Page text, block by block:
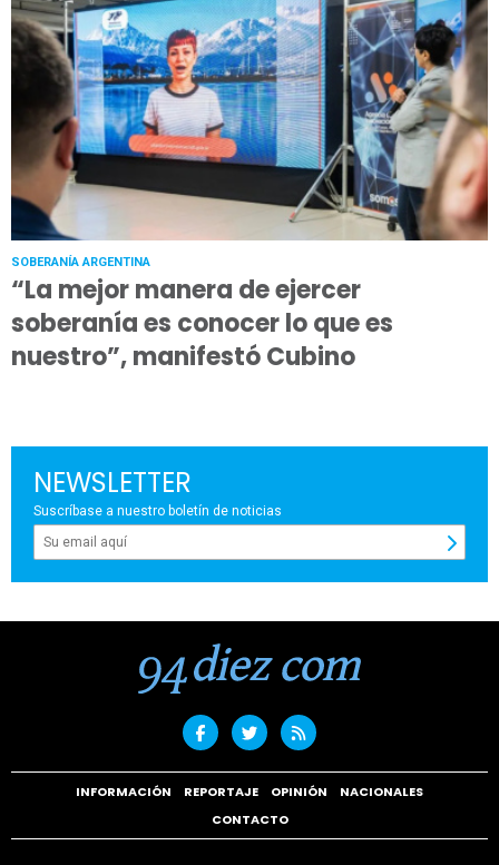
SOBERANÍA ARGENTINA
“La mejor manera de ejercer
soberanía es conocer lo que es
nuestro”, manifestó Cubino
NEWSLETTER
Suscríbase a nuestro boletín de noticias
INFORMACIÓN REPORTAJE OPINIÓN
NACIONALES
CONTACTO